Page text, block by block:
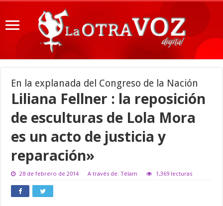
En la explanada del Congreso de la Nación
Liliana Fellner : la reposición
de esculturas de Lola Mora
es un acto de justicia y
reparación»
28 de febrero de 2014 A través de: Télam 1,369 lecturas